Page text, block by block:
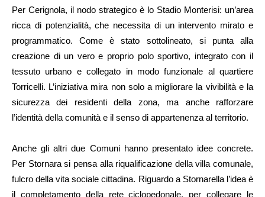
Per Cerignola, il nodo strategico è lo Stadio Monterisi: un’area
ricca di potenzialità, che necessita di un intervento mirato e
programmatico. Come è stato sottolineato, si punta alla
creazione di un vero e proprio polo sportivo, integrato con il
tessuto urbano e collegato in modo funzionale al quartiere
Torricelli. L’iniziativa mira non solo a migliorare la vivibilità e la
sicurezza dei residenti della zona, ma anche rafforzare
l’identità della comunità e il senso di appartenenza al territorio.
Anche gli altri due Comuni hanno presentato idee concrete.
Per Stornara si pensa alla riqualificazione della villa comunale,
fulcro della vita sociale cittadina. Riguardo a Stornarella l’idea è
il completamento della rete ciclopedonale, per collegare le